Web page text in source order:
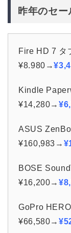
昨年のセー
Fire HD 7 タ
¥8.980→
Kindle
¥14,280→
ASUS
¥160,983→
BOSE
¥16,200→
GoPro
¥66,580→